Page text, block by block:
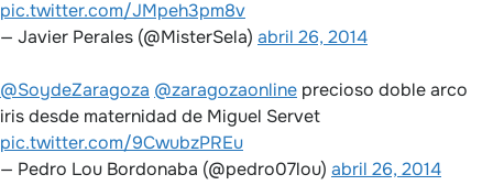
pic.twitter.com/JMpeh3pm8v
— Javier Perales (@MisterSela) abril 26, 2014
@SoydeZaragoza @zaragozaonline precioso doble arco
iris desde maternidad de Miguel Servet
pic.twitter.com/9CwubzPREu
— Pedro Lou Bordonaba (@pedro07lou) abril 26, 2014